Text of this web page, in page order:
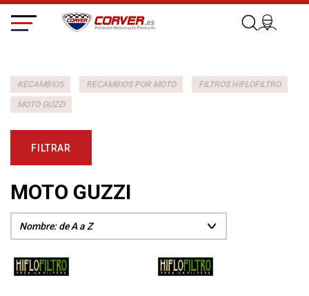
RECAMBIOS RECAMBIOS POR MOTO FILTROS HIFLOFILTRO
MOTO GUZZI
FILTRAR
MOTO GUZZI